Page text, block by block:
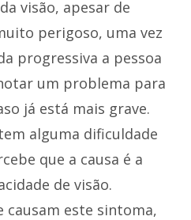
visão, apesar de
perigoso, uma vez
progressiva a pessoa
um problema para
já está mais grave.
alguma dificuldade
que a causa é a
de visão.
causam este sintoma,